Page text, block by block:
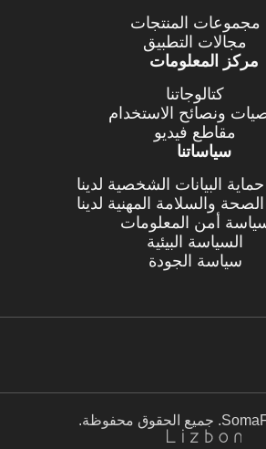
مجموعات المنتجات
مجالات التطبيق
مركز المعلومات
كتالوجاتنا
ونصائح الاستخدام
مقاطع فيديو
سياساتنا
البيانات الشخصية لدينا
والسلامة المهنية لدينا
أمن المعلومات
السياسة البيئية
سياسة الجودة